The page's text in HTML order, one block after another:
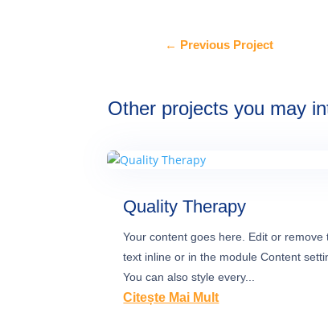
← Previous Project
Other projects you may
Quality Therapy
Your content goes here. Edit or remove
text inline or in the module Content
You can also style every...
Citește Mai Mult